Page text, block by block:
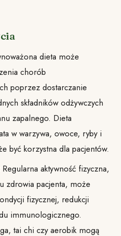
dieta może
chorób
poprzez dostarczanie
składników odżywczych
zapalnego. Dieta
w warzywa, owoce, ryby i
być korzystna dla pacjentów.
Regularna aktywność fizyczna,
zdrowia pacjenta, może
fizycznej, redukcji
immunologicznego.
tai chi czy aerobik mogą